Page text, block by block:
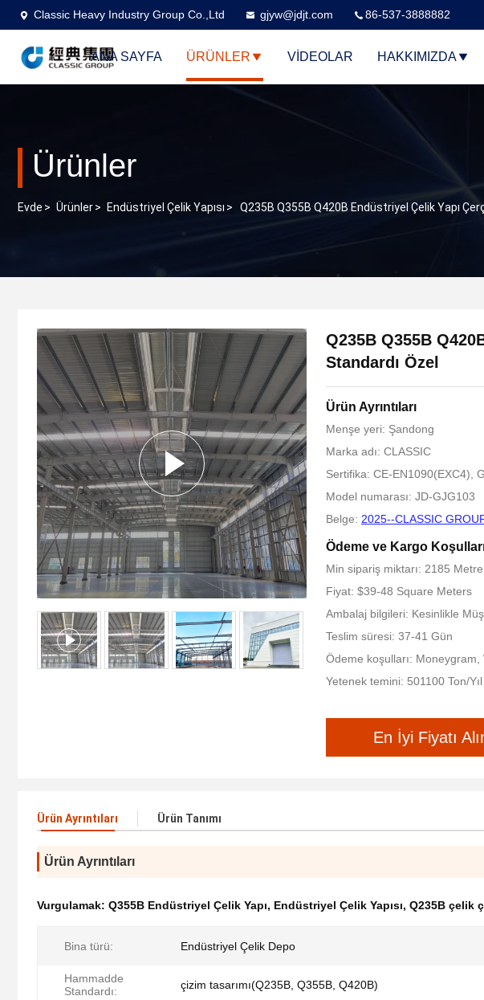
Classic Heavy Industry Group Co.,Ltd gjyw@jdjt.com 86-537-3888882
ANA SAYFA ÜRÜNLER VİDEOLAR HAKKIMIZDA
Ürünler
Evde > Ürünler> Endüstriyel Çelik Yapısı > Q235B Q355B Q420B Endüstriyel Çelik Yapı
Q235B Q355B
Standardı Özel
Ürün Ayrıntıları
Menşe yeri: Şandong
Marka adı: CLASSIC
Sertifika: CE-EN1090(EXC4),
Model numarası: JD-GJG103
Belge: 2025--CLASSIC
Ödeme ve Kargo
Min sipariş miktarı: 2185
Fiyat: $39-48 Square Meters
Ambalaj bilgileri: Kesinlikle
Teslim süresi: 37-41 Gün
Ödeme koşulları:
Yetenek temini: 501100 Ton/Yıl
En İyi Fiyatı
Ürün Ayrıntıları Ürün Tanımı
Ürün Ayrıntıları
Vurgulamak: Q355B Endüstriyel Çelik Yapı, Endüstriyel Çelik Yapısı, Q235B çelik
Bina türü: Endüstriyel Çelik Depo
Hammadde
Standardı:
çizim tasarımı(Q235B, Q355B, Q420B)